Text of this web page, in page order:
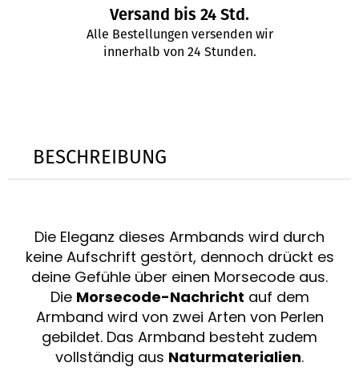
Versand bis 24 Std.
Alle Bestellungen versenden wir
innerhalb von 24 Stunden.
BESCHREIBUNG
Die Eleganz dieses Armbands wird durch
keine Aufschrift gestört, dennoch drückt es
deine Gefühle über einen Morsecode aus.
Die Morsecode-Nachricht auf dem
Armband wird von zwei Arten von Perlen
gebildet. Das Armband besteht zudem
vollständig aus Naturmaterialien.